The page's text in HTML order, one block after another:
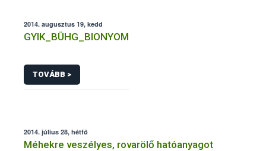
2014. augusztus 19, kedd
GYIK_BÜHG_BIONYOM
TOVÁBB >
2014. július 28, hétfő
Méhekre veszélyes, rovarölő hatóanyagot